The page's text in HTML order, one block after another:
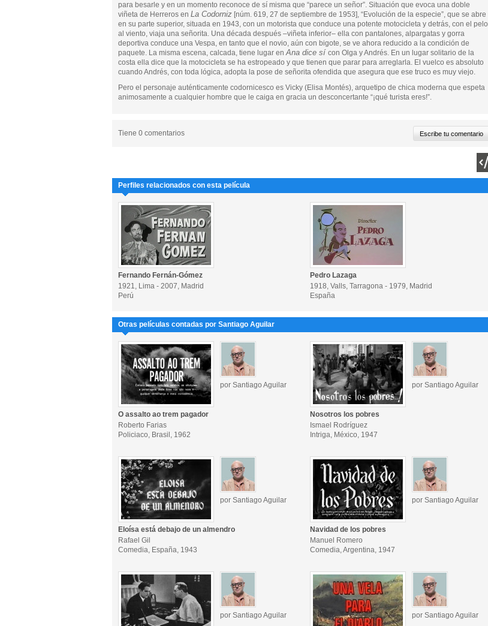
para besarle y en un momento reconoce de sí misma que “parece un señor”. Situación que evoca una doble
viñeta de Herreros en La Codorniz [núm. 619, 27 de septiembre de 1953], “Evolución de la especie”, que se abre
en su parte superior, situada en 1943, con un motorista que conduce una potente motocicleta y detrás, con el pelo
al viento, viaja una señorita. Una década después –viñeta inferior– ella con pantalones, alpargatas y gorra
deportiva conduce una Vespa, en tanto que el novio, aún con bigote, se ve ahora reducido a la condición de
paquete. La misma escena, calcada, tiene lugar enAna dice sí con Olga y Andrés. En un lugar solitario de la
costa ella dice que la motocicleta se ha estropeado y que tienen que parar para arreglarla. El vuelco es absoluto
cuando Andrés, con toda lógica, adopta la pose de señorita ofendida que asegura que ese truco es muy viejo.
Pero el personaje auténticamente codornicesco es Vicky (Elisa Montés), arquetipo de chica moderna que espeta
animosamente a cualquier hombre que le caiga en gracia un desconcertante “¡qué turista eres!”.
Tiene 0 comentarios
Perfiles relacionados con esta película
Fernando Fernán-Gómez
1921, Lima - 2007, Madrid
Perú
Pedro Lazaga
1918, Valls, Tarragona - 1979, Madrid
España
Otras películas contadas por Santiago Aguilar
por Santiago Aguilar
O assalto ao trem pagador
Roberto Farias
Policiaco, Brasil, 1962
por Santiago Aguilar
Nosotros los pobres
Ismael Rodríguez
Intriga, México, 1947
por Santiago Aguilar
Eloísa está debajo de un almendro
Rafael Gil
Comedia, España, 1943
por Santiago Aguilar
Navidad de los pobres
Manuel Romero
Comedia, Argentina, 1947
por Santiago Aguilar por Santiago Aguilar